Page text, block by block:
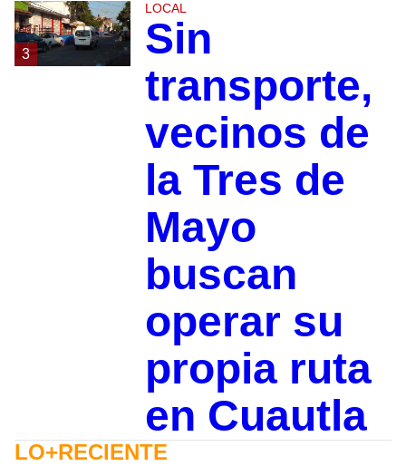
3
LOCAL
Sin
transporte,
vecinos de
la Tres de
Mayo
buscan
operar su
propia ruta
en Cuautla
LO+RECIENTE